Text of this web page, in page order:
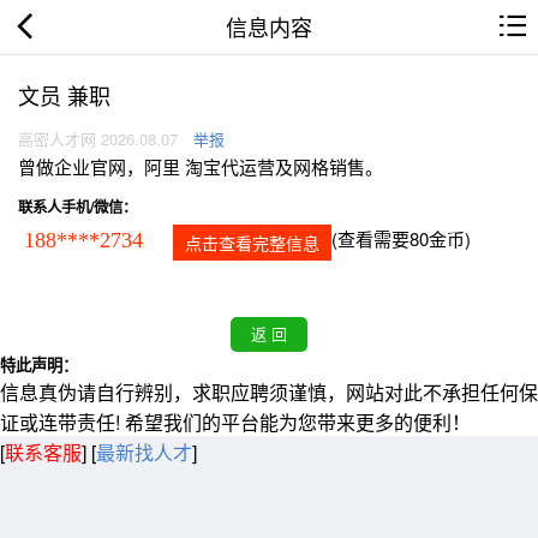
信息内容
文员 兼职
高密人才网 2026.08.07 举报
曾做企业官网，阿里 淘宝代运营及网格销售。
联系人手机/微信：
188****2734 点击查看完整信息 (查看需要80金币)
特此声明：
信息真伪请自行辨别，求职应聘须谨慎，网站对此不承担任何保
证或连带责任! 希望我们的平台能为您带来更多的便利！
[联系客服] [最新找人才]